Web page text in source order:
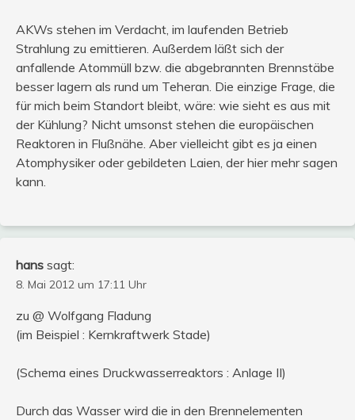
AKWs stehen im Verdacht, im laufenden Betrieb
Strahlung zu emittieren. Außerdem läßt sich der
anfallende Atommüll bzw. die abgebrannten Brennstäbe
besser lagern als rund um Teheran. Die einzige Frage, die
für mich beim Standort bleibt, wäre: wie sieht es aus mit
der Kühlung? Nicht umsonst stehen die europäischen
Reaktoren in Flußnähe. Aber vielleicht gibt es ja einen
Atomphysiker oder gebildeten Laien, der hier mehr sagen
kann.
hans sagt:
8. Mai 2012 um 17:11 Uhr
zu @ Wolfgang Fladung
(im Beispiel : Kernkraftwerk Stade)
(Schema eines Druckwasserreaktors : Anlage II)
Durch das Wasser wird die in den Brennelementen